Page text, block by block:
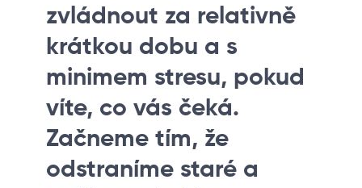
zvládnout za relativně
krátkou dobu a s
minimem stresu, pokud
víte, co vás čeká.
Začneme tím, že
odstraníme staré a